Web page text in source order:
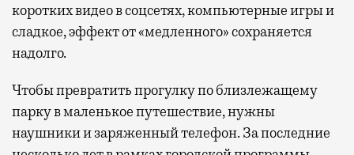
коротких видео в соцсетях, компьютерные игры и
сладкое, эффект от «медленного» сохраняется
надолго.
Чтобы превратить прогулку по близлежащему
парку в маленькое путешествие, нужны
наушники и заряженный телефон. За последние